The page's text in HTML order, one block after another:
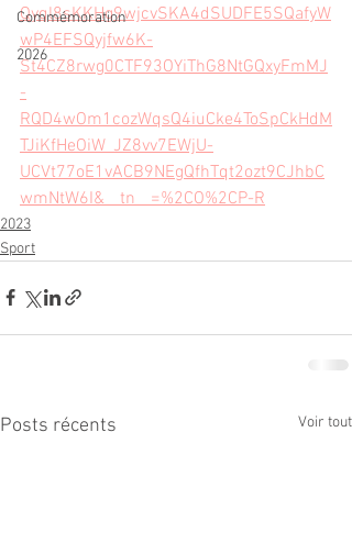
Commémoration
2026
Qyql8sKKHg9wjcvSKA4dSUDFE5SQafyW
wP4EFSQyjfw6K-
St4CZ8rwg0CTF93OYiThG8NtGQxyFmMJ
-
RQD4wOm1cozWqsQ4iuCke4ToSpCkHdM
TJiKfHeOiW_JZ8vv7EWjU-
UCVt77oE1vACB9NEgQfhTqt2ozt9CJhbC
wmNtW6I&__tn__=%2CO%2CP-R
2023
Sport
Posts récents Voir tout